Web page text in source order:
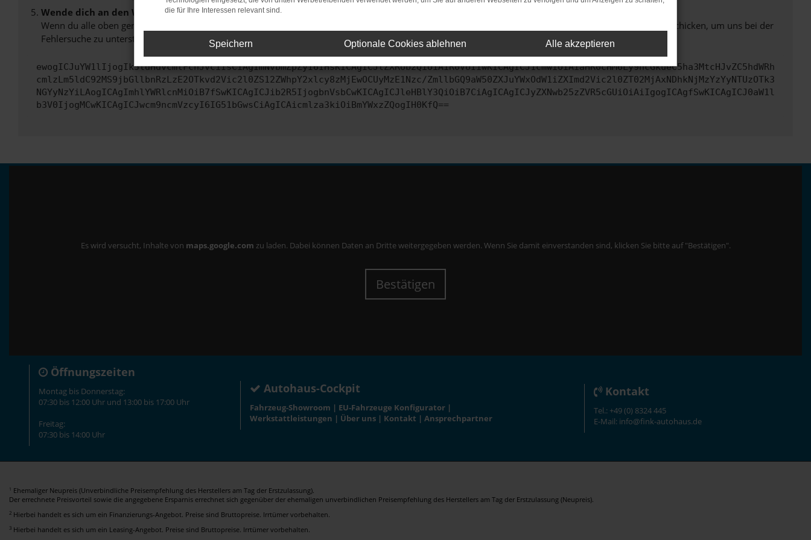
Wende dich an den Webseitenbetreiber.
Wenn du alle oben genannten Schritte versucht hast, kontaktiere uns bitte. Wir werden versuchen, das Problem zu beheben. Du kannst uns diesen Text schicken, um uns bei der
Fehlersuche zu unterstützen:
ewogICJuYW1lIjogIk5ldHdvcmtFcnJvciIsCiAgImNvbmZpZyI6IHsKICAgICJtZXRob2QiOiAiR0VUIiwKICAgICJ1cmwiOiAiaHR0cHM6Ly9hcGkueC5ha3MtcHJvZC5hdWRh
cmlzLm5ldC92MS9jbGllbnRzLzE2OTkvd2Vic2l0ZS12ZWhpY2xlcy8zMjEwOCUyMzE1Nzc/ZmllbGQ9aW50ZXJuYWxOdW1iZXImd2Vic2l0ZT02MjAxNDhkNjMzYzYyNTUzOTk3
NGYyNzYiLAogICAgImhlYWRlcnMiOiB7fSwKICAgICJib2R5IjogbnVsbCwKICAgICJleHBlY3QiOiB7CiAgICAgICJyZXNwb25zZVR5cGUiOiAiIgogICAgfSwKICAgICJ0aW1l
b3V0IjogMCwKICAgICJwcm9ncmVzcyI6IG51bGwsCiAgICAicmlza3kiOiBmYWxzZQogIH0KfQ==
Es wird versucht, Inhalte von maps.google.com zu laden. Dabei können Daten an Dritte weitergegeben werden. Wenn Sie damit einverstanden sind, klicken Sie bitte auf "Bestätigen".
Bestätigen
Öffnungszeiten
Montag bis Donnerstag:
07:30 bis 12:00 Uhr und 13:00 bis 17:00 Uhr
Freitag:
07:30 bis 14:00 Uhr
Autohaus-Cockpit
Fahrzeug-Showroom | EU-Fahrzeuge Konfigurator |
Werkstattleistungen | Über uns | Kontakt |Ansprechpartner
Kontakt
Tel.: +49 (0) 8324 445
E-Mail: info@fink-autohaus.de
1 Ehemaliger Neupreis (Unverbindliche Preisempfehlung des Herstellers am Tag der Erstzulassung).
Der errechnete Preisvorteil sowie die angegebene Ersparnis errechnet sich gegenüber der ehemaligen unverbindlichen Preisempfehlung des Herstellers am Tag der Erstzulassung (Neupreis).
2 Hierbei handelt es sich um ein Finanzierungs-Angebot. Preise sind Bruttopreise. Irrtümer vorbehalten.
3 Hierbei handelt es sich um ein Leasing-Angebot. Preise sind Bruttopreise. Irrtümer vorbehalten.
die für Ihre Interessen relevant sind.
Speichern Optionale Cookies ablehnen Alle akzeptieren